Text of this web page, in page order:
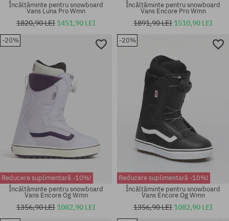
Încălțăminte pentru snowboard
Vans Luna Pro Wmn
1820,90 LEI 1451,90 LEI
Încălțăminte pentru snowboard
Vans Encore Pro Wmn
1891,90 LEI 1510,90 LEI
-20%
Reducere suplimentară -10%!
Încălțăminte pentru snowboard
Vans Encore Og Wmn
1356,90 LEI 1082,90 LEI
-20%
Reducere suplimentară -10%!
Încălțăminte pentru snowboard
Vans Encore Og Wmn
1356,90 LEI 1082,90 LEI